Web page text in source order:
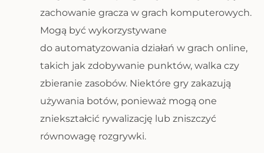
zachowanie gracza w grach komputerowych.
Mogą być wykorzystywane
do automatyzowania działań w grach online,
takich jak zdobywanie punktów, walka czy
zbieranie zasobów. Niektóre gry zakazują
używania botów, ponieważ mogą one
zniekształcić rywalizację lub zniszczyć
równowagę rozgrywki.